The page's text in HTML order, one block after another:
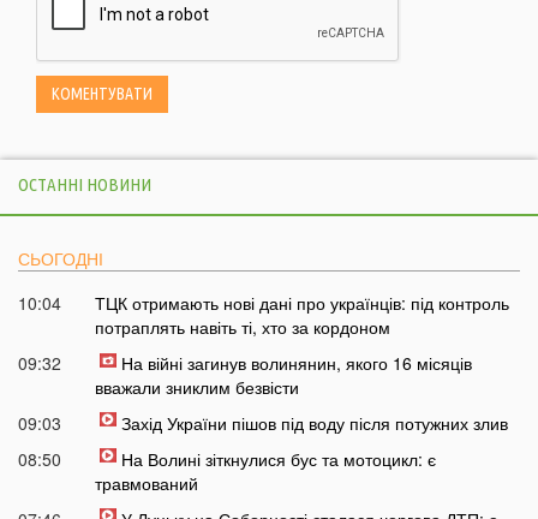
ОСТАННІ НОВИНИ
СЬОГОДНІ
10:04
ТЦК отримають нові дані про українців: під контроль
потраплять навіть ті, хто за кордоном
09:32
На війні загинув волинянин, якого 16 місяців
вважали зниклим безвісти
09:03
Захід України пішов під воду після потужних злив
08:50
На Волині зіткнулися бус та мотоцикл: є
травмований